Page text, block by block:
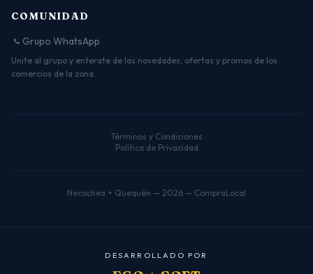
COMUNIDAD
Grupo WhatsApp
Unite al grupo y enterate de las novedades, ofertas y promos de los
comercios de la zona.
Términos y Condiciones
Política de Privacidad
Necochea + Quequén — 2026 — CompraLocal
D ESA R R O L LA D O P O R